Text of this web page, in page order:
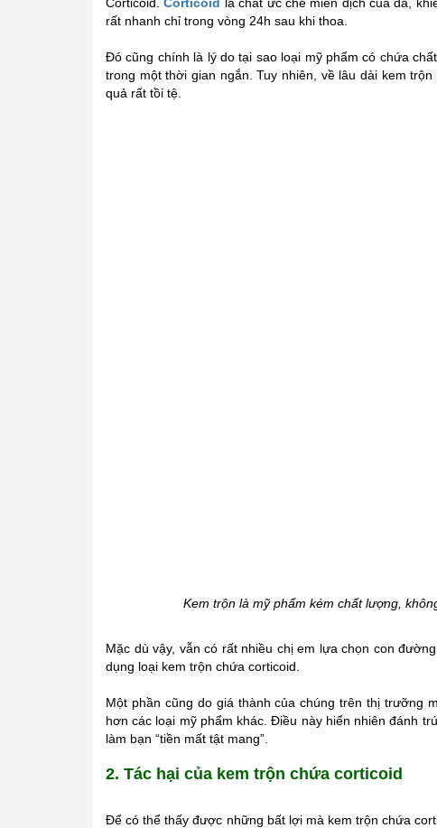
rất nhanh chỉ trong vòng 24h sau khi thoa.
Đó cũng chính là lý do tại sao loại mỹ phẩm có chứa
trong một thời gian ngắn. Tuy nhiên, về lâu dài kem
quả rất tồi tệ.
Kem trộn là mỹ phẩm kém chất lượng,
Mặc dù vậy, vẫn có rất nhiều chị em lựa chọn con
dụng loại kem trộn chứa corticoid.
Một phần cũng do giá thành của chúng trên thị trưỡng
hơn các loại mỹ phẩm khác. Điều này hiển nhiên đánh
làm bạn “tiền mất tật mang”.
2. Tác hại của kem trộn chứa corticoid
Để có thể thấy được những bất lợi mà kem trộn chứa